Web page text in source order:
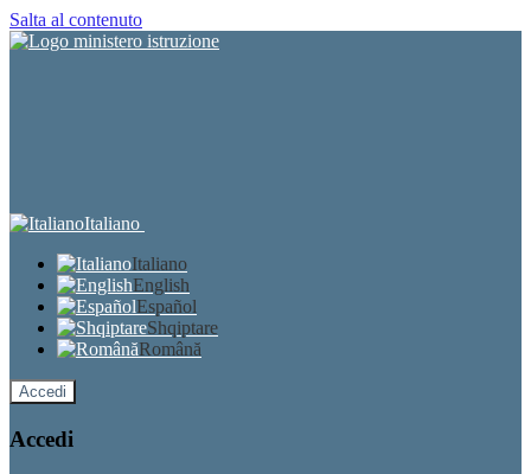
Salta al contenuto
Italiano
Italiano
English
Español
Shqiptare
Română
Accedi
Accedi